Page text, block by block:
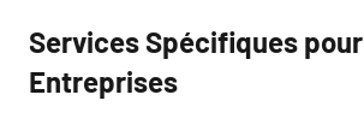
Services Spécifiques
Entreprises